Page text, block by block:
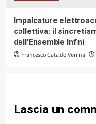
Impalcature
collettiva: il
dell’Ensemble Infini
Francesco Cataldo Verrina
Lascia un